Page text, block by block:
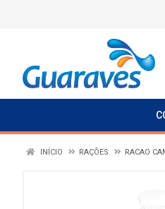
INÍCIO RAÇÕES RACAO